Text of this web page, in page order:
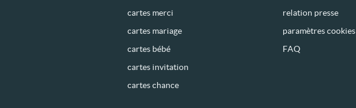
cartes merci
cartes mariage
cartes bébé
cartes invitation
cartes chance
relation presse
paramètres cookies
FAQ